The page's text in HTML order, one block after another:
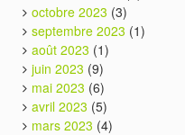
octobre 2023 (3)
septembre 2023 (1)
août 2023 (1)
juin 2023 (9)
mai 2023 (6)
avril 2023 (5)
mars 2023 (4)